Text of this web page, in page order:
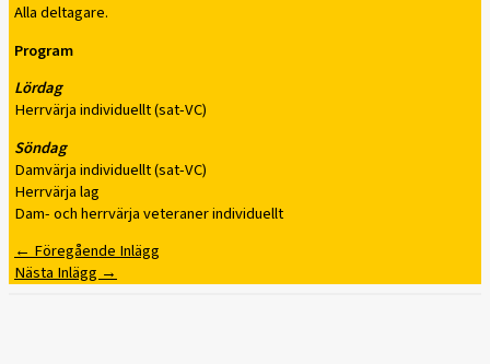
Alla deltagare.
Program
Lördag
Herrvärja individuellt (sat-VC)
Söndag
Damvärja individuellt (sat-VC)
Herrvärja lag
Dam- och herrvärja veteraner individuellt
←Föregående Inlägg
Nästa Inlägg→